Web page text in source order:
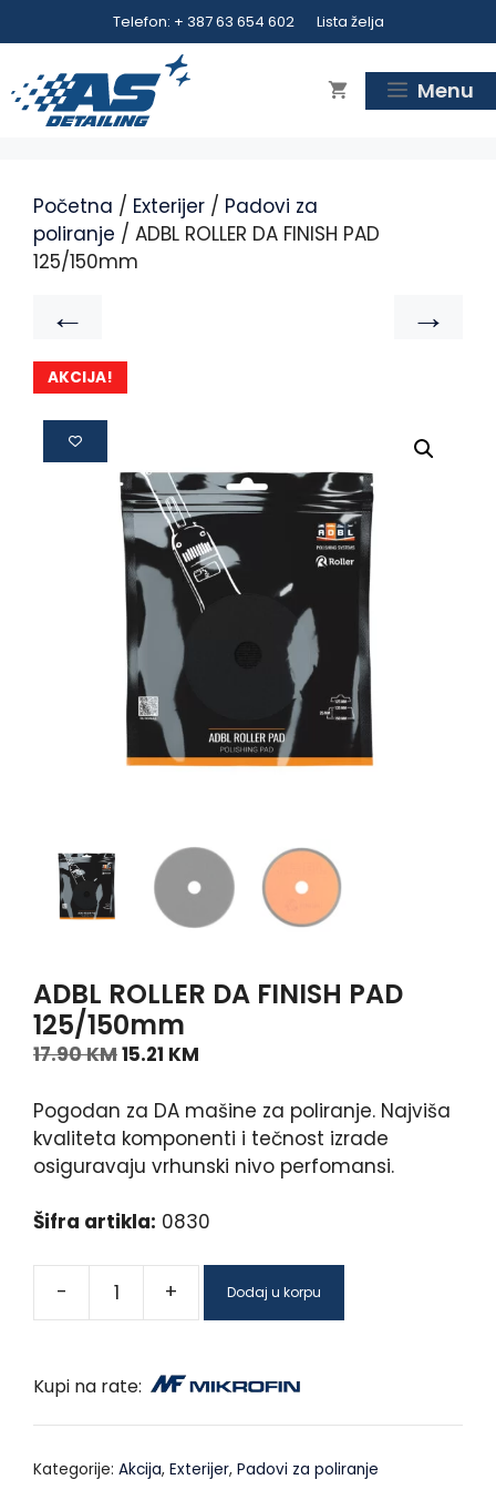
Telefon: + 387 63 654 602 Lista želja
Menu
Početna / Exterijer / Padovi za
poliranje / ADBL ROLLER DA FINISH PAD
125/150mm
← →
AKCIJA!
ADBL ROLLER DA FINISH PAD
125/150mm
17.90KM15.21 KM
Pogodan za DA mašine za poliranje. Najviša
kvaliteta komponenti i tečnost izrade
osiguravaju vrhunski nivo perfomansi.
Šifra artikla: 0830
- + Dodaj u korpu
Kupi na rate:
Kategorije: Akcija, Exterijer, Padovi za poliranje